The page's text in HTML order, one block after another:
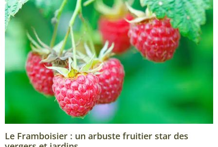
Le Framboisier : un arbuste fruitier star des